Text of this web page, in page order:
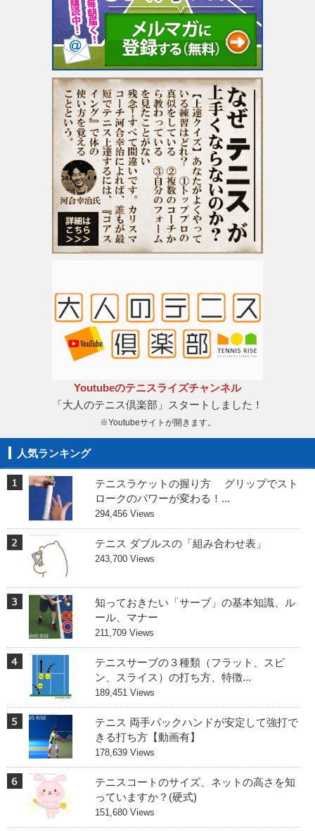
Youtubeのテニスライズチャンネル
「大人のテニス倶楽部」スタートしました！
※Youtubeサイトが開きます。
人気ランキング
テニスラケットの握り方 グリップでスト
ロークのパワーが変わる！...
294,456 Views
テニス ダブルスの「組み合わせ表」
243,700 Views
知っておきたい「サーブ」の基本知識、ル
ール、マナー
211,709 Views
テニスサーブの３種類（フラット、スピ
ン、スライス）の打ち方、特徴...
189,451 Views
テニス 両手バックハンドが安定して強打で
きる打ち方【動画有】
178,639 Views
テニスコートのサイズ、ネットの高さを知
っていますか？(硬式)
151,680 Views